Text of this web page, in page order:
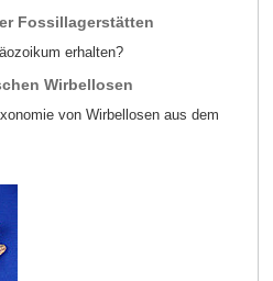
Fossillagerstätten
erhalten?
Wirbellosen
von Wirbellosen aus dem